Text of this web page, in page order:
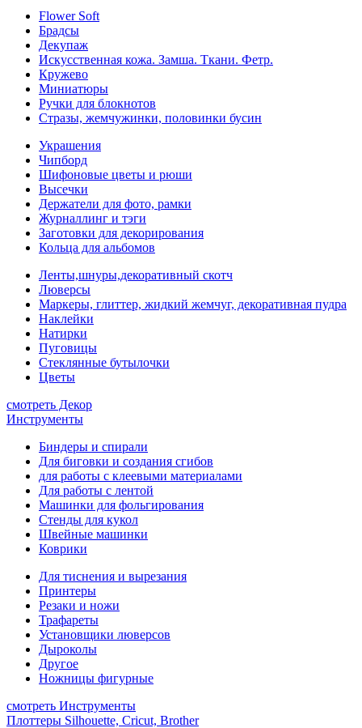
Flower Soft
Брадсы
Декупаж
Искусственная кожа. Замша. Ткани. Фетр.
Кружево
Миниатюры
Ручки для блокнотов
Стразы, жемчужинки, половинки бусин
Украшения
Чипборд
Шифоновые цветы и рюши
Высечки
Держатели для фото, рамки
Журналлинг и тэги
Заготовки для декорирования
Кольца для альбомов
Ленты,шнуры,декоративный скотч
Люверсы
Маркеры, глиттер, жидкий жемчуг, декоративная пудра
Наклейки
Натирки
Пуговицы
Стеклянные бутылочки
Цветы
смотреть Декор
Инструменты
Биндеры и спирали
Для биговки и создания сгибов
для работы с клеевыми материалами
Для работы с лентой
Машинки для фольгирования
Стенды для кукол
Швейные машинки
Коврики
Для тиснения и вырезания
Принтеры
Резаки и ножи
Трафареты
Установщики люверсов
Дыроколы
Другое
Ножницы фигурные
смотреть Инструменты
Плоттеры Silhouette, Cricut, Brother